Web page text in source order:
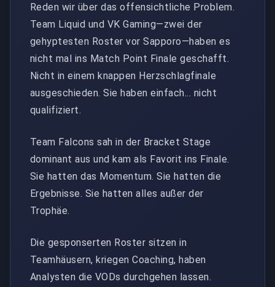
Reden wir über das offensichtliche Problem.
Team Liquid und VK Gaming—zwei der
gehyptesten Roster vor Sapporo—haben es
nicht mal ins Match Point Finale geschafft.
Nicht in einem knappen Herzschlagfinale
ausgeschieden. Sie haben einfach... nicht
qualifiziert.
Team Falcons sah in der Bracket Stage
dominant aus und kam als Favorit ins Finale.
Sie hatten das Momentum. Sie hatten die
Ergebnisse. Sie hatten alles außer der
Trophäe.
Die gesponserten Roster sitzen in
Teamhäusern, kriegen Coaching, haben
Analysten die VODs durchgehen lassen.